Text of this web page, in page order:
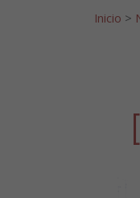
Inicio >